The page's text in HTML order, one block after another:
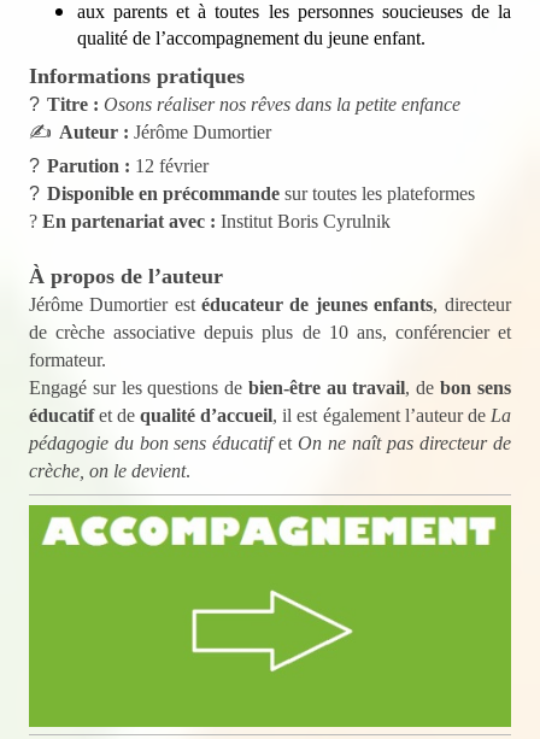
aux parents et à toutes les personnes soucieuses de la
qualité de l’accompagnement du jeune enfant.
Informations pratiques
? Titre : Osons réaliser nos rêves dans la petite enfance
✍️ Auteur : Jérôme Dumortier
? Parution : 12 février
? Disponible en précommande sur toutes les plateformes
? En partenariat avec : Institut Boris Cyrulnik
À propos de l’auteur
Jérôme Dumortier est éducateur de jeunes enfants, directeur
de crèche associative depuis plus de 10 ans, conférencier et
formateur.
Engagé sur les questions de bien-être au travail, de bon sens
éducatifet de qualité d’accueil, il est également l’auteur de La
pédagogie du bon sens éducatifet On ne naît pas directeur de
crèche, on le devient.